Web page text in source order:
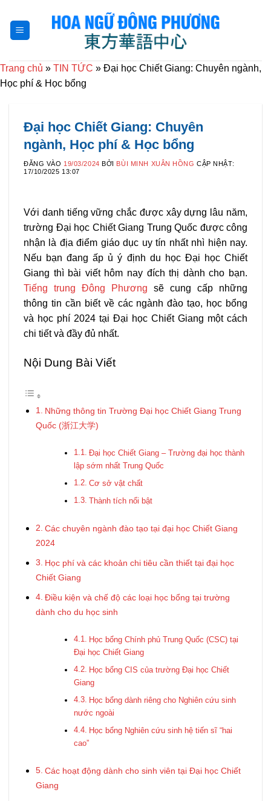
qua
nội
Trang chủ » TIN TỨC » Đại học Chiết Giang: Chuyên ngành,
Học phí & Học bổng
Đại học Chiết Giang: Chuyên
ngành, Học phí & Học bổng
ĐĂNG VÀO 19/03/2024 BỞI BÙI MINH XUÂN HỒNG CẬP NHẬT:
17/10/2025 13:07
Với danh tiếng vững chắc được xây dựng lâu năm,
trường Đại học Chiết Giang Trung Quốc được công
nhận là địa điểm giáo dục uy tín nhất nhì hiện nay.
Nếu bạn đang ấp ủ ý định du học Đại học Chiết
Giang thì bài viết hôm nay đích thị dành cho bạn.
Tiếng trung Đông Phương sẽ cung cấp những
thông tin cần biết về các ngành đào tạo, học bổng
và học phí 2024 tại Đại học Chiết Giang một cách
chi tiết và đầy đủ nhất.
Nội Dung Bài Viết
Những thông tin Trường Đại học Chiết Giang Trung
Quốc (浙江大学)
Đại học Chiết Giang – Trường đại học thành
lập sớm nhất Trung Quốc
Cơ sở vật chất
Thành tích nổi bật
Các chuyên ngành đào tạo tại đại học Chiết Giang
2024
Học phí và các khoản chi tiêu cần thiết tại đại học
Chiết Giang
Điều kiện và chế độ các loại học bổng tại trường
dành cho du học sinh
Học bổng Chính phủ Trung Quốc (CSC) tại
Đại học Chiết Giang
Học bổng CIS của trường Đại học Chiết
Giang
Học bổng dành riêng cho Nghiên cứu sinh
nước ngoài
Học bổng Nghiên cứu sinh hệ tiến sĩ “hai
cao”
Các hoạt động dành cho sinh viên tại Đại học Chiết
Giang